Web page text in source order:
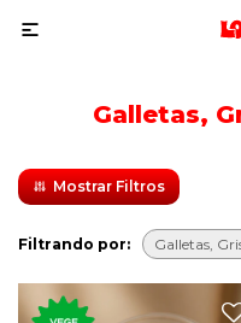

Galletas,
Filtrando por: Galletas,